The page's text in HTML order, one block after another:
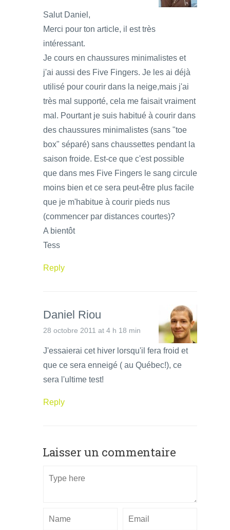
Salut Daniel,
Merci pour ton article, il est très
intéressant.
Je cours en chaussures minimalistes et
j'ai aussi des Five Fingers. Je les ai déjà
utilisé pour courir dans la neige,mais j'ai
très mal supporté, cela me faisait vraiment
mal. Pourtant je suis habitué à courir dans
des chaussures minimalistes (sans "toe
box" séparé) sans chaussettes pendant la
saison froide. Est-ce que c'est possible
que dans mes Five Fingers le sang circule
moins bien et ce sera peut-être plus facile
que je m'habitue à courir pieds nus
(commencer par distances courtes)?
A bientôt
Tess
Reply
Daniel Riou
28 octobre 2011 at 4 h 18 min
J'essaierai cet hiver lorsqu'il fera froid et
que ce sera enneigé ( au Québec!), ce
sera l'ultime test!
Reply
Laisser un commentaire